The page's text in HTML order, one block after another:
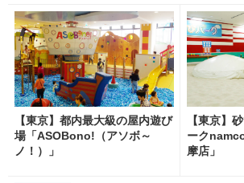
【東京】都内最大級の屋内遊び
場「ASOBono!（アソボ～
ノ！）」
【東京】
ーク
摩店」